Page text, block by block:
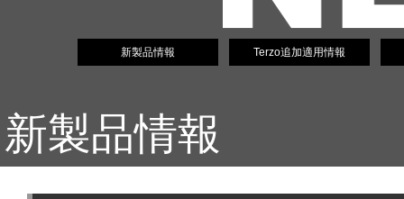
新製品情報 Terzo追加適用情報
新製品情報